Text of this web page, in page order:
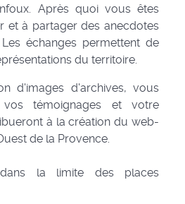
Après quoi vous êtes
et à partager des anecdotes
échanges permettent de
du territoire.
d'images d'archives, vous
témoignages et votre
à la création du web-
de la Provence.
la limite des places